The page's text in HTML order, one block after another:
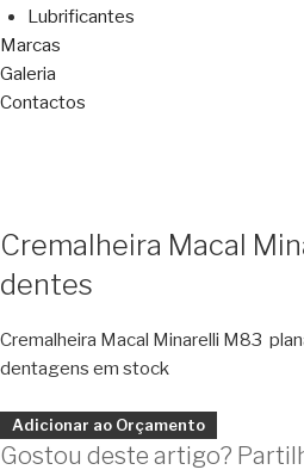
Lubrificantes
Marcas
Galeria
Contactos
Cremalheira Macal
dentes
Cremalheira Macal Minarelli M83
dentagens em stock
Adicionar ao Orçamento
Gostou deste artigo?